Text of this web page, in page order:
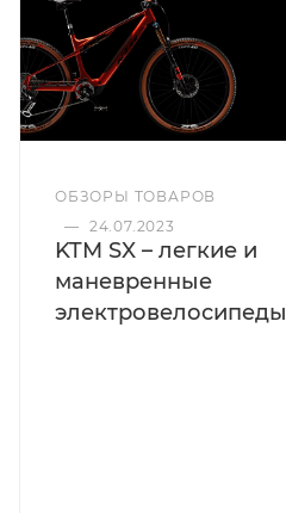
ОБЗОРЫ ТОВАРОВ
— 24.07.2023
KTM SX – легкие и
маневренные
электровелосипеды